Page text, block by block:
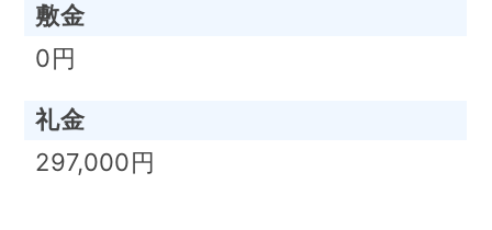
敷金
0円
礼金
297,000円